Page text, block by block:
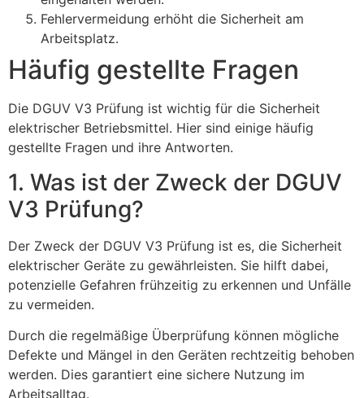
Fehlervermeidung erhöht die Sicherheit am
Arbeitsplatz.
Häufig gestellte Fragen
Die DGUV V3 Prüfung ist wichtig für die Sicherheit
elektrischer Betriebsmittel. Hier sind einige häufig
gestellte Fragen und ihre Antworten.
1. Was ist der Zweck der DGUV
V3 Prüfung?
Der Zweck der DGUV V3 Prüfung ist es, die Sicherheit
elektrischer Geräte zu gewährleisten. Sie hilft dabei,
potenzielle Gefahren frühzeitig zu erkennen und Unfälle
zu vermeiden.
Durch die regelmäßige Überprüfung können mögliche
Defekte und Mängel in den Geräten rechtzeitig behoben
werden. Dies garantiert eine sichere Nutzung im
Arbeitsalltag.